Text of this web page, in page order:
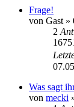
Frage!
von Gast »
2
Was sagt
von mecki